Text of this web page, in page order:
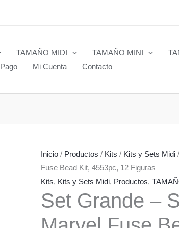
TAMAÑO MIDI TAMAÑO MINI
Pago Mi Cuenta Contacto
Inicio / Productos / Kits / Kits y Sets Midi
Fuse Bead Kit, 4553pc, 12 Figuras
Kits, Kits y Sets Midi, Productos,
Set Grande –